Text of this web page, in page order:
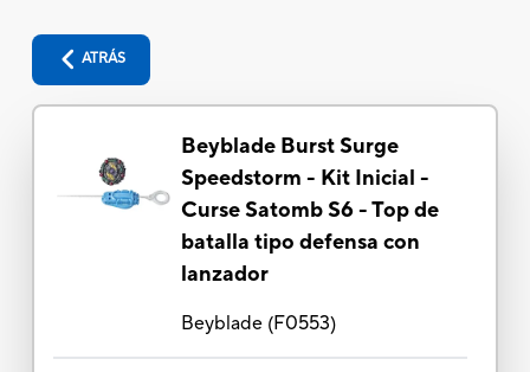
ATRÁS
Beyblade Burst Surge
Speedstorm - Kit Inicial -
Curse Satomb S6 - Top de
batalla tipo defensa con
lanzador
Beyblade(F0553)